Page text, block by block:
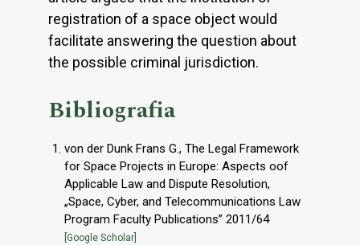
registration of a space object would
facilitate answering the question about
the possible criminal jurisdiction.
Bibliografia
von der Dunk Frans G., The Legal Framework
for Space Projects in Europe: Aspects oof
Applicable Law and Dispute Resolution,
„Space, Cyber, and Telecommunications Law
Program Faculty Publications” 2011/64
[Google Scholar]